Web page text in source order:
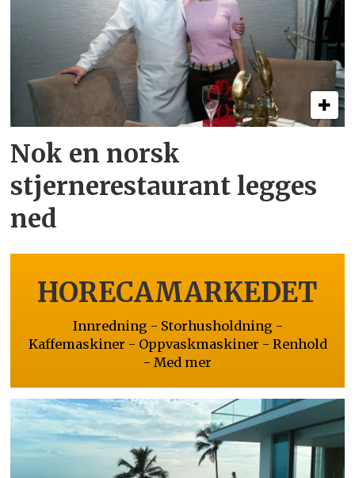
Nok en norsk
stjernerestaurant legges
ned
HORECAMARKEDET
Innredning - Storhusholdning -
Kaffemaskiner - Oppvaskmaskiner - Renhold
- Med mer